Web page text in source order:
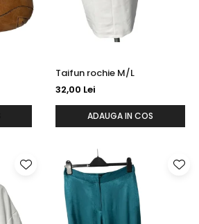
Taifun rochie M/L
32,00 Lei
ADAUGA IN COS